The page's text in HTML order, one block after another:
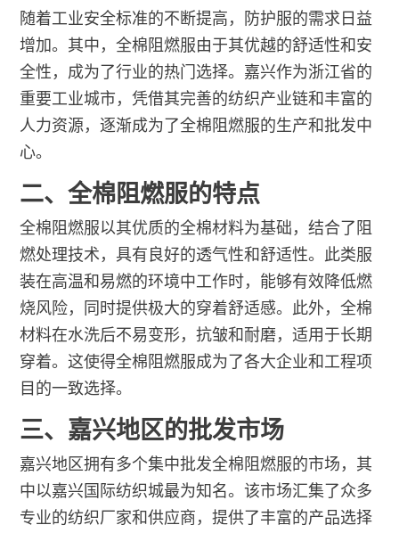
随着工业安全标准的不断提高，防护服的需求日益
增加。其中，全棉阻燃服由于其优越的舒适性和安
全性，成为了行业的热门选择。嘉兴作为浙江省的
重要工业城市，凭借其完善的纺织产业链和丰富的
人力资源，逐渐成为了全棉阻燃服的生产和批发中
心。
二、全棉阻燃服的特点
全棉阻燃服以其优质的全棉材料为基础，结合了阻
燃处理技术，具有良好的透气性和舒适性。此类服
装在高温和易燃的环境中工作时，能够有效降低燃
烧风险，同时提供极大的穿着舒适感。此外，全棉
材料在水洗后不易变形，抗皱和耐磨，适用于长期
穿着。这使得全棉阻燃服成为了各大企业和工程项
目的一致选择。
三、嘉兴地区的批发市场
嘉兴地区拥有多个集中批发全棉阻燃服的市场，其
中以嘉兴国际纺织城最为知名。该市场汇集了众多
专业的纺织厂家和供应商，提供了丰富的产品选择